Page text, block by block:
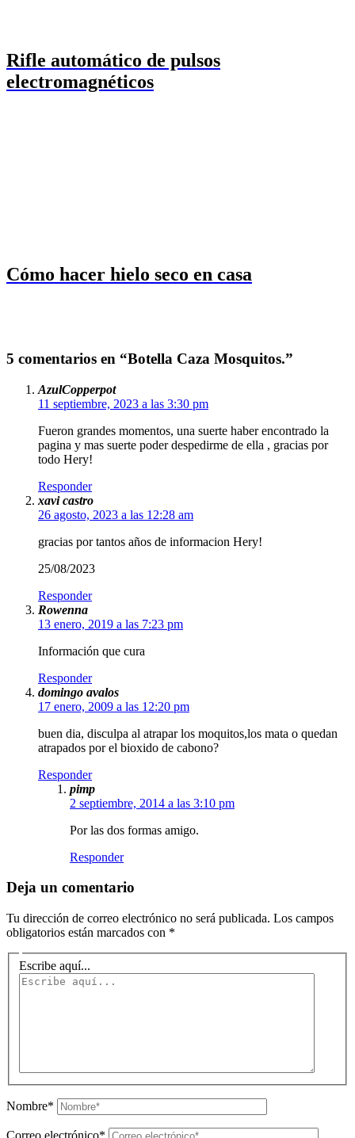
Rifle automático de pulsos
electromagnéticos
Cómo hacer hielo seco en casa
5 comentarios en “Botella Caza Mosquitos.”
AzulCopperpot
11 septiembre, 2023 a las 3:30 pm
Fueron grandes momentos, una suerte haber encontrado la
pagina y mas suerte poder despedirme de ella , gracias por
todo Hery!
Responder
xavi castro
26 agosto, 2023 a las 12:28 am
gracias por tantos años de informacion Hery!
25/08/2023
Responder
Rowenna
13 enero, 2019 a las 7:23 pm
Información que cura
Responder
domingo avalos
17 enero, 2009 a las 12:20 pm
buen dia, disculpa al atrapar los moquitos,los mata o quedan
atrapados por el bioxido de cabono?
Responder
pimp
2 septiembre, 2014 a las 3:10 pm
Por las dos formas amigo.
Responder
Deja un comentario
Tu dirección de correo electrónico no será publicada. Los campos
obligatorios están marcados con *
Escribe aquí...
Nombre*
Correo electrónico*